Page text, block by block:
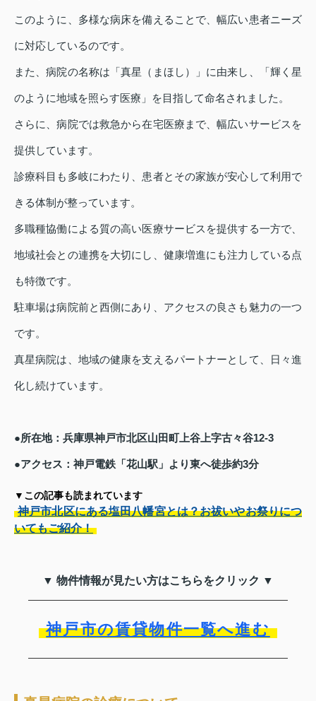
このように、多様な病床を備えることで、幅広い患者ニーズ
に対応しているのです。
また、病院の名称は「真星（まほし）」に由来し、「輝く星
のように地域を照らす医療」を目指して命名されました。
さらに、病院では救急から在宅医療まで、幅広いサービスを
提供しています。
診療科目も多岐にわたり、患者とその家族が安心して利用で
きる体制が整っています。
多職種協働による質の高い医療サービスを提供する一方で、
地域社会との連携を大切にし、健康増進にも注力している点
も特徴です。
駐車場は病院前と西側にあり、アクセスの良さも魅力の一つ
です。
真星病院は、地域の健康を支えるパートナーとして、日々進
化し続けています。
●所在地：兵庫県神戸市北区山田町上谷上字古々谷12-3
●アクセス：神戸電鉄「花山駅」より東へ徒歩約3分
▼この記事も読まれています
神戸市北区にある塩田八幡宮とは？お祓いやお祭りにつ
いてもご紹介！
▼ 物件情報が見たい方はこちらをクリック ▼
神戸市の賃貸物件一覧へ進む